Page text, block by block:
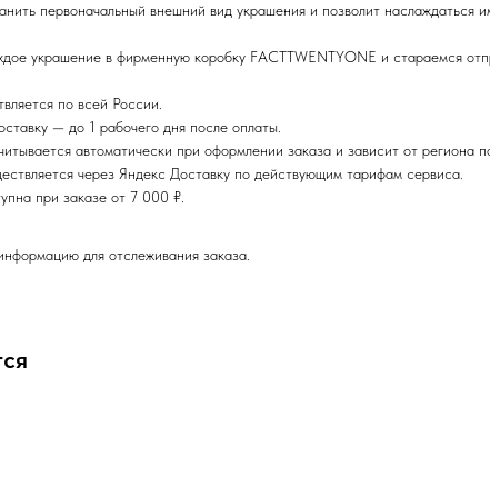
первоначальный внешний вид украшения и позволит наслаждаться
украшение в фирменную коробку FACTTWENTYONE и стараемся
по всей России.
— до 1 рабочего дня после оплаты.
автоматически при оформлении заказа и зависит от региона
через Яндекс Доставку по действующим тарифам сервиса.
при заказе от 7 000 ₽.
для отслеживания заказа.
Скидка действует